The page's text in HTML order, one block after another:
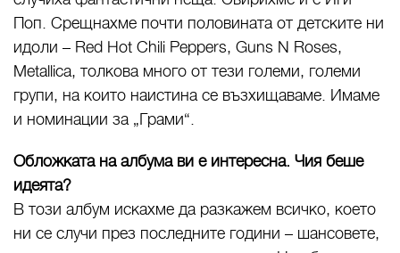
Поп. Срещнахме почти половината от детските ни
идоли – Red Hot Chili Peppers, Guns N Roses,
Metallica, толкова много от тези големи, големи
групи, на които наистина се възхищаваме. Имаме
и номинации за „Грами“.
Обложката на албума ви е интересна. Чия беше
идеята?
В този албум искахме да разкажем всичко, което
ни се случи през последните години – шансовете,